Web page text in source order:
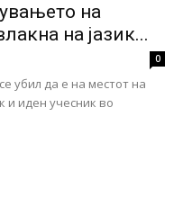
на
на јазик...
0
убил да е на местот на
и иден учесник во